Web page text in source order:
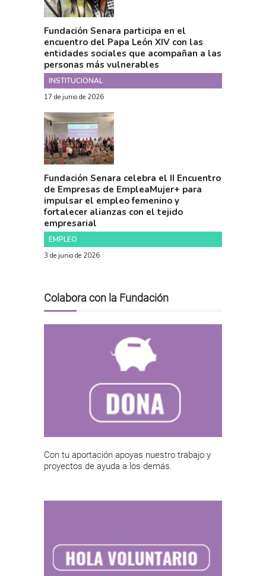
Fundación Senara participa en el
encuentro del Papa León XIV con las
entidades sociales que acompañan a las
personas más vulnerables
INSTITUCIONAL
17 de junio de 2026
Fundación Senara celebra el II Encuentro
de Empresas de EmpleaMujer+ para
impulsar el empleo femenino y
fortalecer alianzas con el tejido
empresarial
EMPLEO
3 de junio de 2026
Colabora con la Fundación
Con tu aportación apoyas nuestro trabajo y
proyectos de ayuda a los demás.